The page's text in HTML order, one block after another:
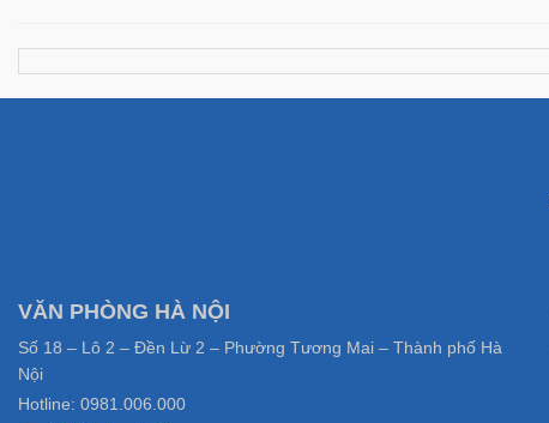
VĂN PHÒNG HÀ NỘI
Số 18 – Lô 2 – Đền Lừ 2 – Phường Tương Mai – Thành phố Hà
Nội
Hotline: 0981.006.000